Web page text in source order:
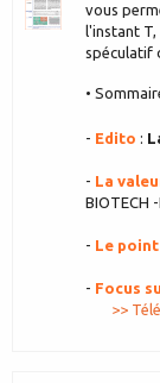
vous
l'instant
spéculatif
•
- Edito :
- La
BIOTECH
- Le
- Focus
>>